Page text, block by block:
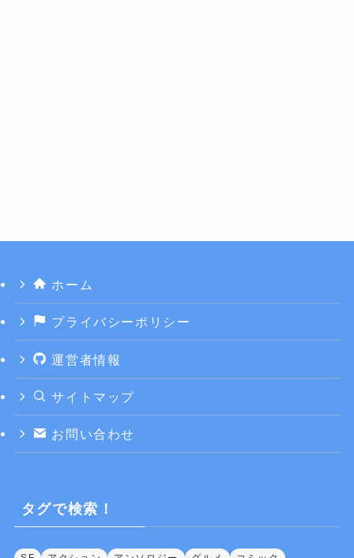
ホーム
プライバシーポリシー
運営者情報
サイトマップ
お問い合わせ
タグで検索！